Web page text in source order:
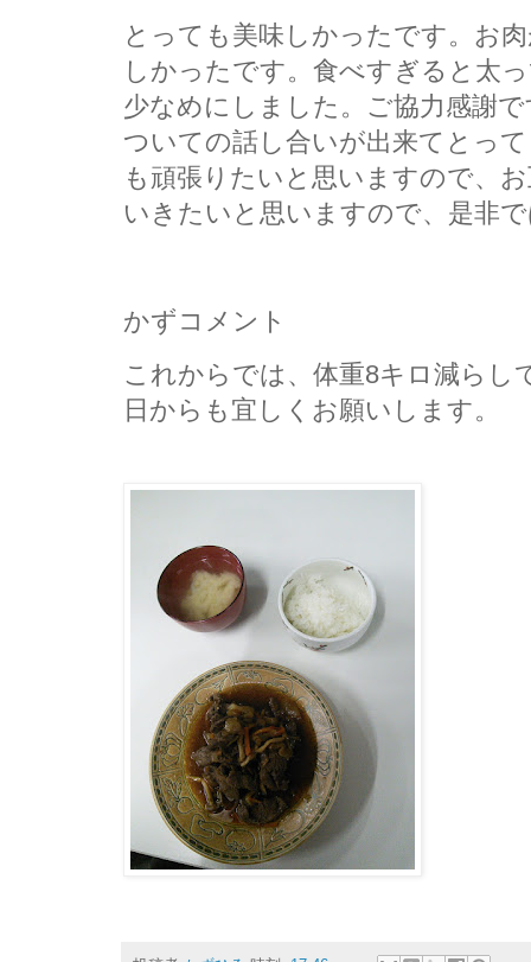
とっても美味しかったです。お
しかったです。食べすぎると太
少なめにしました。ご協力感謝
ついての話し合いが出来てとっ
も頑張りたいと思いますので、
いきたいと思いますので、是非
かずコメント
これからでは、体重8キロ減らし
日からも宜しくお願いします。